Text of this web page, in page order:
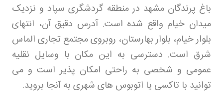
باغ پرندگان مشهد در منطقه گردشگری سپاد و نزدیک
میدان خیام واقع شده است. آدرس دقیق آن، انتهای
بلوار خیام، بلوار بهارستان، روبروی مجتمع تجاری الماس
شرق است. دسترسی به این مکان با وسایل نقلیه
عمومی و شخصی به راحتی امکان پذیر است و می
توانید با تاکسی یا اتوبوس های شهری به آنجا بروید.